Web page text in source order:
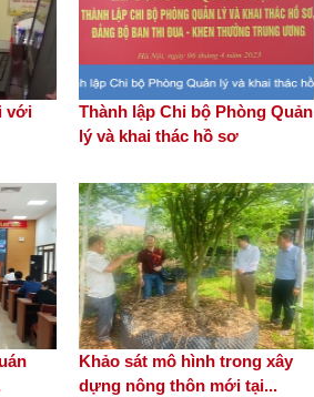
với
Thành lập Chi bộ Phòng Quản
lý và khai thác hồ sơ
Khảo sát mô hình trong xây
dựng nông thôn mới tại...